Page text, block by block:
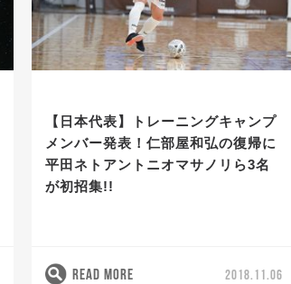
【日本代表】トレーニングキャンプ
メンバー発表！仁部屋和弘の復帰に
平田ネトアントニオマサノリら3名
が初招集!!
READ MORE 2018.11.06